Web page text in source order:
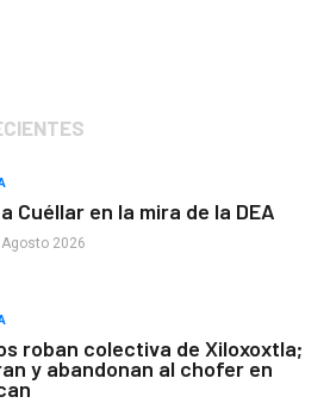
Cuéllar en la mira de la DEA
2026
roban colectiva de Xiloxoxtla;
y abandonan al chofer en